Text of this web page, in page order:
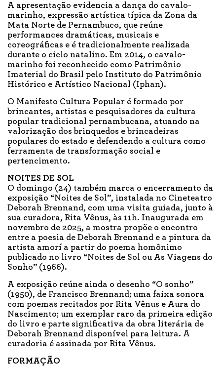
A apresentação evidencia a dança do cavalo-
marinho, expressão artística típica da Zona da
Mata Norte de Pernambuco, que reúne
performances dramáticas, musicais e
coreográficas e é tradicionalmente realizada
durante o ciclo natalino. Em 2014, o cavalo-
marinho foi reconhecido como Patrimônio
Imaterial do Brasil pelo Instituto do Patrimônio
Histórico e Artístico Nacional (Iphan).
O Manifesto Cultura Popular é formado por
brincantes, artistas e pesquisadores da cultura
popular tradicional pernambucana, atuando na
valorização dos brinquedos e brincadeiras
populares do estado e defendendo a cultura como
ferramenta de transformação social e
pertencimento.
NOITES DE SOL
O domingo (24) também marca o encerramento da
exposição “Noites de Sol”, instalada no Cineteatro
Deborah Brennand, com uma visita guiada, junto à
sua curadora, Rita Vênus, às 11h. Inaugurada em
novembro de 2025, a mostra propõe o encontro
entre a poesia de Deborah Brennand e a pintura da
artista amorí a partir do poema homônimo
publicado no livro “Noites de Sol ou As Viagens do
Sonho” (1966).
A exposição reúne ainda o desenho “O sonho”
(1950), de Francisco Brennand; uma faixa sonora
com poemas recitados por Rita Vênus e Aura do
Nascimento; um exemplar raro da primeira edição
do livro e parte significativa da obra literária de
Deborah Brennand disponível para leitura. A
curadoria é assinada por Rita Vênus.
FORMAÇÃO